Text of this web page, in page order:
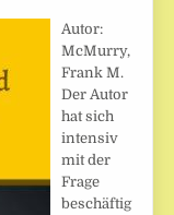
Autor:
McMurry,
Frank M.
Der Autor
hat sich
intensiv
mit der
Frage
beschäftig